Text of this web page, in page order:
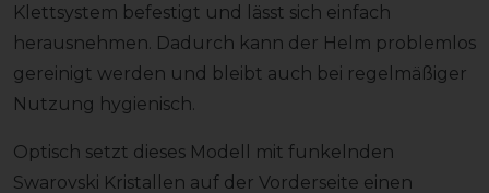
Klettsystem befestigt und lässt sich einfach
herausnehmen. Dadurch kann der Helm problemlos
gereinigt werden und bleibt auch bei regelmäßiger
Nutzung hygienisch.
Optisch setzt dieses Modell mit funkelnden
Swarovski Kristallen auf der Vorderseite einen